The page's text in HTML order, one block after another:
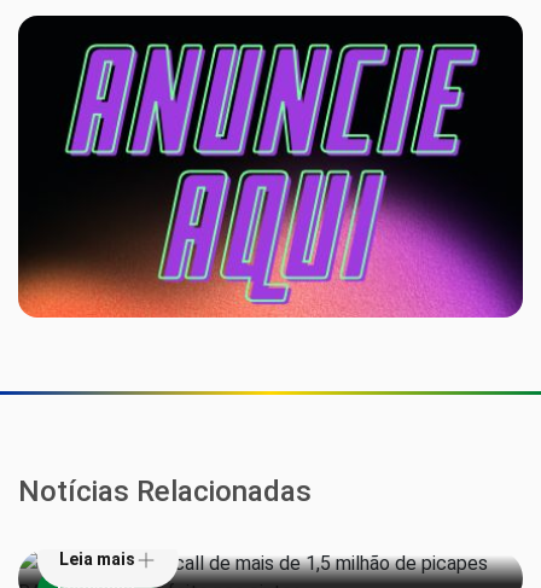
Notícias Relacionadas
picapes RAM 1500 por defeito nos cintos
Leia mais
Vacas monitoradas por IA viram garantia de